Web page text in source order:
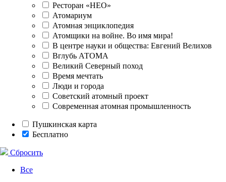
Ресторан «НЕО»
Атомариум
Атомная энциклопедия
Атомщики на войне. Во имя мира!
В центре науки и общества: Евгений Велихов
Вглубь АТОМА
Великий Северный поход
Время мечтать
Люди и города
Советский атомный проект
Современная атомная промышленность
Пушкинская карта
Бесплатно
Сбросить
Все